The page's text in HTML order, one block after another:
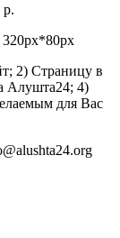
р.
320px*80px
2) Страницу в
Алушта24; 4)
для Вас